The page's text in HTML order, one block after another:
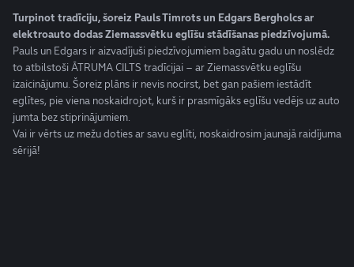
Turpinot tradīciju, šoreiz Pauls Timrots un Edgars Bergholcs ar
elektroauto dodas Ziemassvētku eglīšu stādīšanas piedzīvojumā.
Pauls un Edgars ir aizvadījuši piedzīvojumiem bagātu gadu un noslēdz
to atbilstoši ĀTRUMA CILTS tradīcijai – ar Ziemassvētku eglīšu
izaicinājumu. Šoreiz plāns ir nevis nocirst, bet gan pašiem iestādīt
eglītes, pie viena noskaidrojot, kurš ir prasmīgāks eglīšu vedējs uz auto
jumta bez stiprinājumiem.
Vai ir vērts uz mežu doties ar savu eglīti, noskaidrosim jaunajā raidījuma
sērijā!